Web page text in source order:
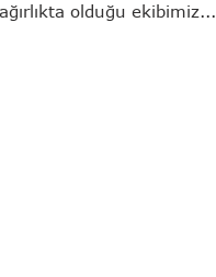
olduğu ekibimiz...